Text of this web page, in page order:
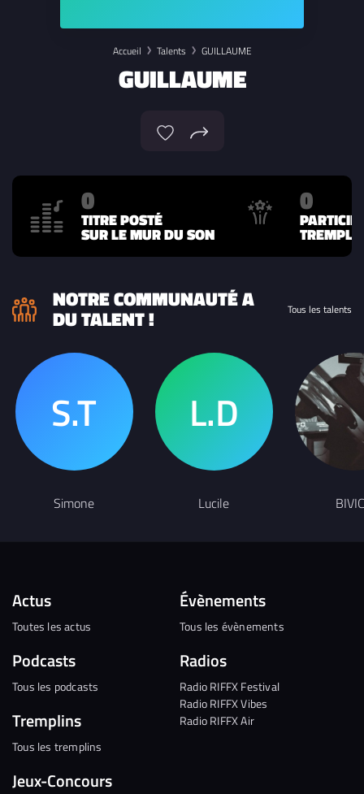
Accueil Talents GUILLAUME
GUILLAUME
0
TITRE POSTÉ
SUR LE MUR DU SON
0
NOTRE COMMUNAUTÉ A
DU TALENT ! Tous les talents
Simone Lucile
Actus
Toutes les actus
Podcasts
Tous les podcasts
Tremplins
Tous les tremplins
Jeux-Concours
Évènements
Tous les évènements
Radios
Radio RIFFX Festival
Radio RIFFX Vibes
Radio RIFFX Air